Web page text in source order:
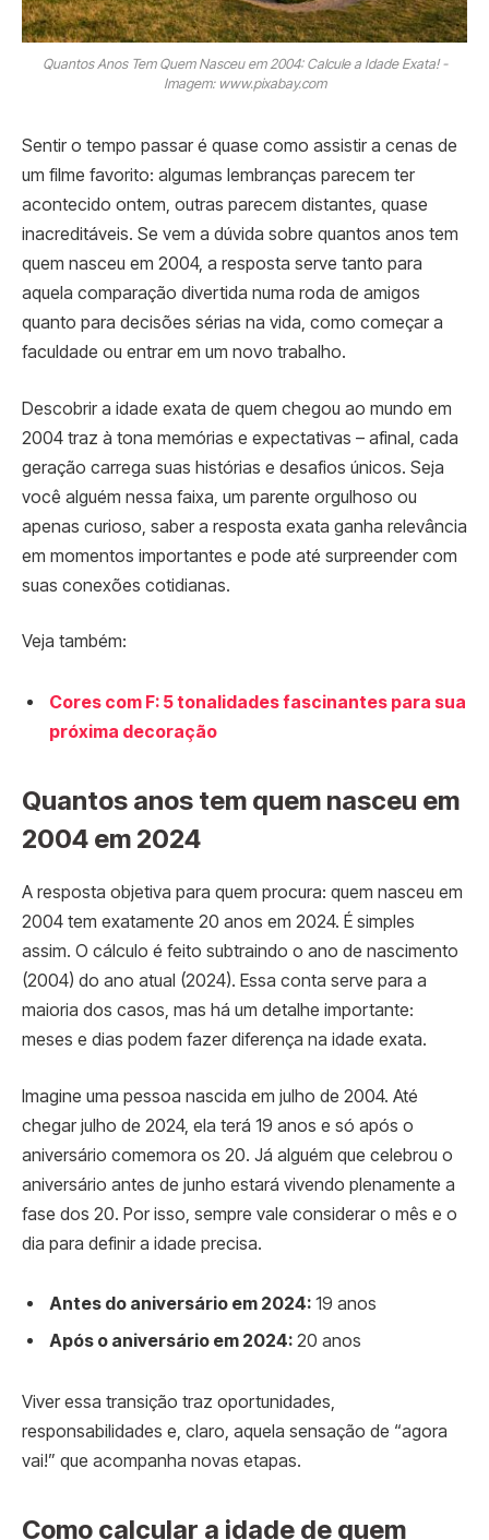
Quantos Anos Tem Quem Nasceu em 2004: Calcule a Idade Exata! -
Imagem: www.pixabay.com
Sentir o tempo passar é quase como assistir a cenas de
um filme favorito: algumas lembranças parecem ter
acontecido ontem, outras parecem distantes, quase
inacreditáveis. Se vem a dúvida sobre quantos anos tem
quem nasceu em 2004, a resposta serve tanto para
aquela comparação divertida numa roda de amigos
quanto para decisões sérias na vida, como começar a
faculdade ou entrar em um novo trabalho.
Descobrir a idade exata de quem chegou ao mundo em
2004 traz à tona memórias e expectativas – afinal, cada
geração carrega suas histórias e desafios únicos. Seja
você alguém nessa faixa, um parente orgulhoso ou
apenas curioso, saber a resposta exata ganha relevância
em momentos importantes e pode até surpreender com
suas conexões cotidianas.
Veja também:
Cores com F: 5 tonalidades fascinantes para sua
próxima decoração
Quantos anos tem quem nasceu em
2004 em 2024
A resposta objetiva para quem procura: quem nasceu em
2004 tem exatamente 20 anos em 2024. É simples
assim. O cálculo é feito subtraindo o ano de nascimento
(2004) do ano atual (2024). Essa conta serve para a
maioria dos casos, mas há um detalhe importante:
meses e dias podem fazer diferença na idade exata.
Imagine uma pessoa nascida em julho de 2004. Até
chegar julho de 2024, ela terá 19 anos e só após o
aniversário comemora os 20. Já alguém que celebrou o
aniversário antes de junho estará vivendo plenamente a
fase dos 20. Por isso, sempre vale considerar o mês e o
dia para definir a idade precisa.
Antes do aniversário em 2024: 19 anos
Após o aniversário em 2024: 20 anos
Viver essa transição traz oportunidades,
responsabilidades e, claro, aquela sensação de “agora
vai!” que acompanha novas etapas.
Como calcular a idade de quem